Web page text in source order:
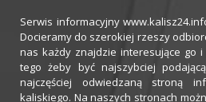
Serwis informacyjny
Docieramy do szerokiej rzeszy
nas każdy znajdzie interesujące go
tego żeby być najszybciej
najczęściej odwiedzaną stroną
kaliskiego. Na naszych stronach